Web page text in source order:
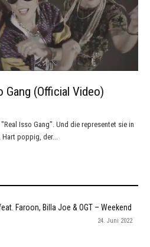
Gang (Official Video)
Isso Gang". Und die representet sie in
Hart poppig, der...
Faroon, Billa Joe & OGT – Weekend
24. Juni 2022